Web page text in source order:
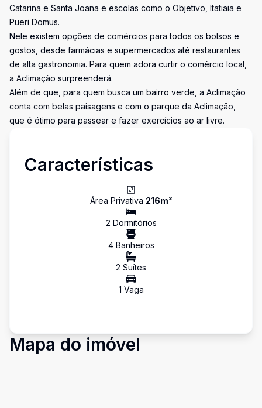
Catarina e Santa Joana e escolas como o Objetivo, Itatiaia e
Pueri Domus.
Nele existem opções de comércios para todos os bolsos e
gostos, desde farmácias e supermercados até restaurantes
de alta gastronomia. Para quem adora curtir o comércio local,
a Aclimação surpreenderá.
Além de que, para quem busca um bairro verde, a Aclimação
conta com belas paisagens e com o parque da Aclimação,
que é ótimo para passear e fazer exercícios ao ar livre.
Características
Área Privativa 216m²
2 Dormitórios
4Banheiros
2 Suítes
1 Vaga
Mapa do imóvel